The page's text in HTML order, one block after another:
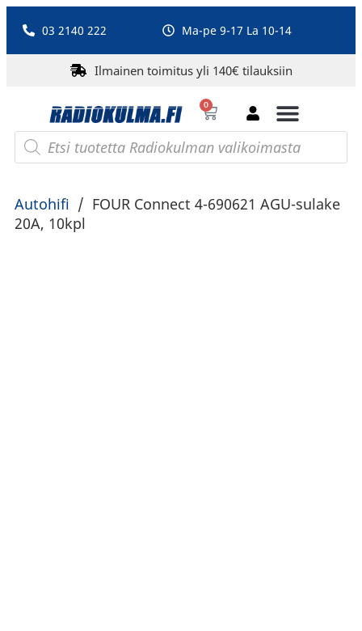
03 2140 222 Ma-pe 9-17 La 10-14
Ilmainen toimitus yli 140€ tilauksiin
0
Autohifi / FOUR Connect 4-690621 AGU-sulake
20A, 10kpl